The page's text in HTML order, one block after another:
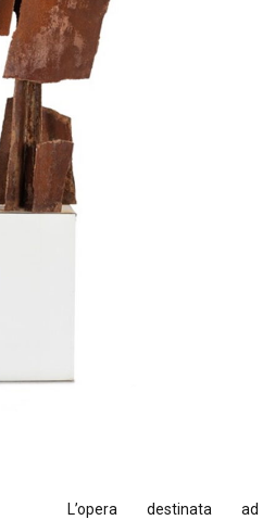
L’opera destinata ad